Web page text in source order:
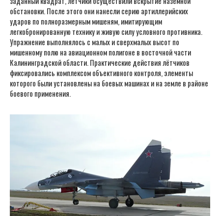
обстановки. После этого они нанесли серию артиллерийских
ударов по полноразмерным мишеням, имитирующим
легкобронированную технику и живую силу условного противника.
Упражнение выполнялось с малых и сверхмалых высот по
мишенному полю на авиационном полигоне в восточной части
Калининградской области. Практические действия лётчиков
фиксировались комплексом объективного контроля, элементы
которого были установлены на боевых машинах и на земле в районе
боевого применения.